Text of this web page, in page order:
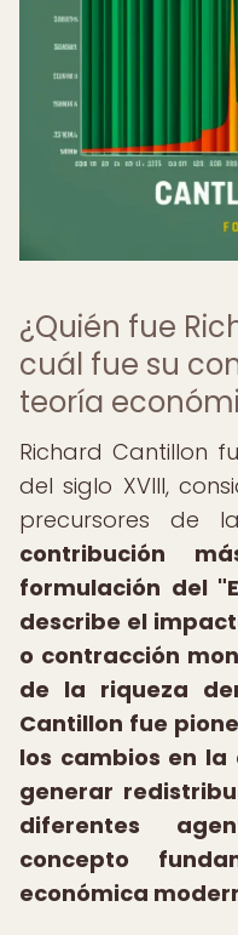
¿Quién fue
cuál fue su
teoría
Richard Cantillon
del siglo XVIII,
precursores de
contribución
formulación del
describe el
o contracción
de la riqueza
Cantillon fue
los cambios en
generar
diferentes
concepto
económica